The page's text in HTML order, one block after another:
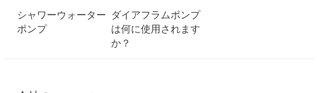
シャワーウォーター
ポンプ
ダイアフラムポンプ
は何に使用されます
か？